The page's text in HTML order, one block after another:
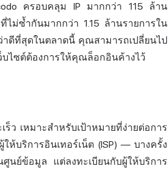
ครอบคลุม IP มากกว่า 115 ล้าน
ไม่ซ้ำกันมากกว่า 1.15 ล้านรายการใน
าดีที่สุดในตลาดนี้ คุณสามารถเปลี่ยนไป
บไซต์ต้องการให้คุณล็อกอินค้างไว้
ว เหมาะสำหรับเป้าหมายที่ง่ายต่อการ
ห้บริการอินเทอร์เน็ต (ISP) — บางครั้ง
นย์ข้อมูล แต่ลงทะเบียนกับผู้ให้บริการ